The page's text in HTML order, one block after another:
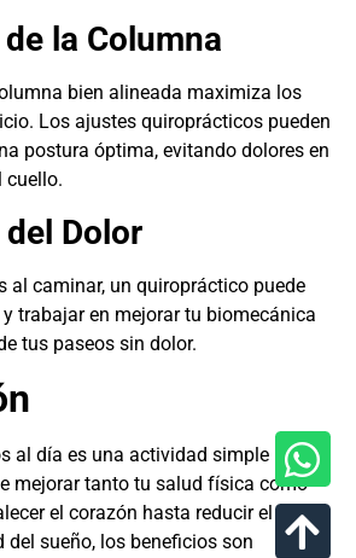
la Columna
bien alineada maximiza los
Los ajustes quiroprácticos pueden
postura óptima, evitando dolores en
cuello.
Dolor
al caminar, un quiropráctico puede
trabajar en mejorar tu biomecánica
tus paseos sin dolor.
al día es una actividad simple pero
mejorar tanto tu salud física como
el corazón hasta reducir el estrés
sueño, los beneficios son